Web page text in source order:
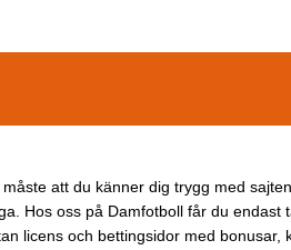
måste att du känner dig trygg med
Hos oss på Damfotboll får du
licens och bettingsidor med